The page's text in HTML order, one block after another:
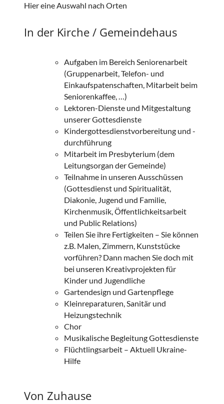
Hier eine Auswahl nach Orten
In der Kirche / Gemeindehaus
Aufgaben im Bereich Seniorenarbeit
(Gruppenarbeit, Telefon- und
Einkaufspatenschaften, Mitarbeit beim
Seniorenkaffee, …)
Lektoren-Dienste und Mitgestaltung
unserer Gottesdienste
Kindergottesdienstvorbereitung und -
durchführung
Mitarbeit im Presbyterium (dem
Leitungsorgan der Gemeinde)
Teilnahme in unseren Ausschüssen
(Gottesdienst und Spiritualität,
Diakonie, Jugend und Familie,
Kirchenmusik, Öffentlichkeitsarbeit
und Public Relations)
Teilen Sie ihre Fertigkeiten – Sie können
z.B. Malen, Zimmern, Kunststücke
vorführen? Dann machen Sie doch mit
bei unseren Kreativprojekten für
Kinder und Jugendliche
Gartendesign und Gartenpflege
Kleinreparaturen, Sanitär und
Heizungstechnik
Chor
Musikalische Begleitung Gottesdienste
Flüchtlingsarbeit – Aktuell Ukraine-
Hilfe
Von Zuhause